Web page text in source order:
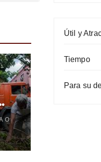
O
Útil y
Tiempo
Para su